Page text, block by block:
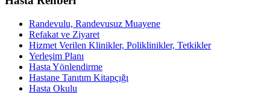
Randevulu, Randevusuz Muayene
Refakat ve Ziyaret
Hizmet Verilen Klinikler, Poliklinikler, Tetkikler
Yerleşim Planı
Hasta Yönlendirme
Hastane Tanıtım Kitapçığı
Hasta Okulu